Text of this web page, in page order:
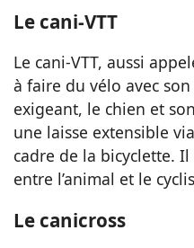
Le cani-VTT
Le cani-VTT, aussi
à faire du vélo avec
exigeant, le chien et
une laisse extensible
cadre de la bicyclette. Il
entre l’animal et le
Le canicross